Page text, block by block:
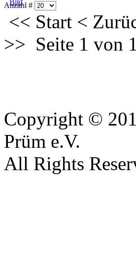
Anzahl #
<< Start <
>> Seite 1 von
Copyright ©
Prüm e.V.
All Rights